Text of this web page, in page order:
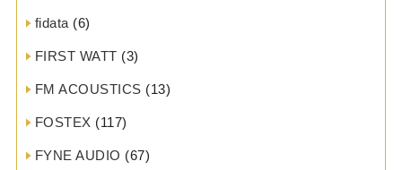
fidata (6)
FIRST WATT (3)
FM ACOUSTICS (13)
FOSTEX (117)
FYNE AUDIO (67)